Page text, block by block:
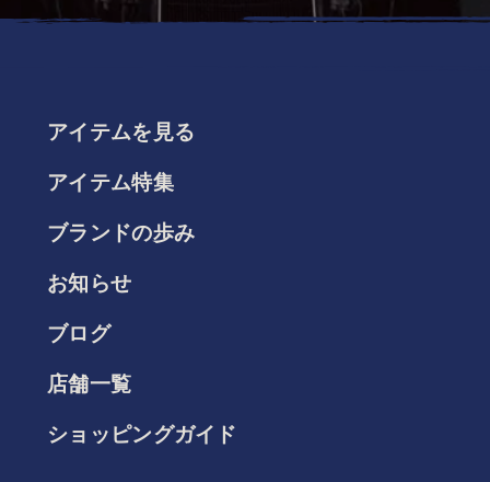
アイテムを見る
アイテム特集
ブランドの歩み
お知らせ
ブログ
店舗一覧
ショッピングガイド